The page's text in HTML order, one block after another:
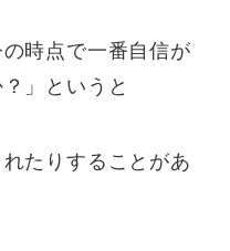
時点で一番自信が
」というと
たりすることがあ